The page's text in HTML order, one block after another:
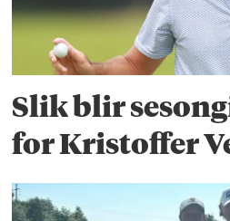
Slik blir
for Kristoffer